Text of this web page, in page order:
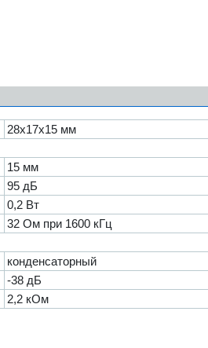
28х17х15 мм
15 мм
95 дБ
0,2 Вт
32 Ом при 1600 кГц
конденсаторный
-38 дБ
2,2 кОм